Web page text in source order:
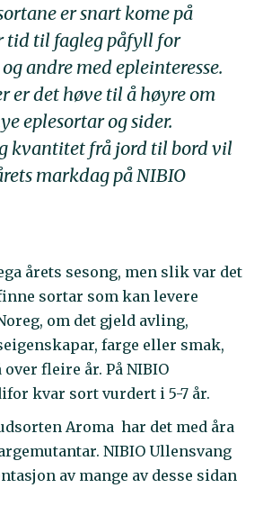
er snart kome på
tid til fagleg påfyll for
andre med epleinteresse.
er det høve til å høyre om
eplesortar og sider.
kvantitet frå jord til bord vil
markdag på NIBIO
årets sesong, men slik var det
sortar som kan levere
om det gjeld avling,
farge eller smak,
fleire år. På NIBIO
kvar sort vurdert i 5-7 år.
Aroma har det med åra
NIBIO Ullensvang
av mange av desse sidan